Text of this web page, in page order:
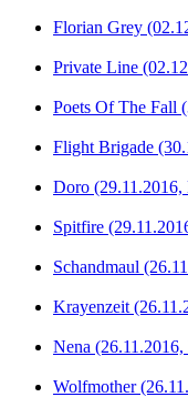
Florian Grey
Private Line
Poets Of The Fall
Flight Brigade
Doro (29.11.2016,
Spitfire
Schandmaul
Krayenzeit
Nena (26.11.2016,
Wolfmother